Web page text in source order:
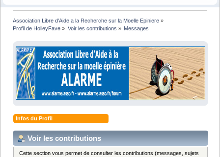
Association Libre d'Aide a la Recherche sur la Moelle Epiniere »
Profil de HolleyFave » Voir les contributions » Messages
Infos du Profil
Voir les contributions
Cette section vous permet de consulter les contributions (messages, sujets